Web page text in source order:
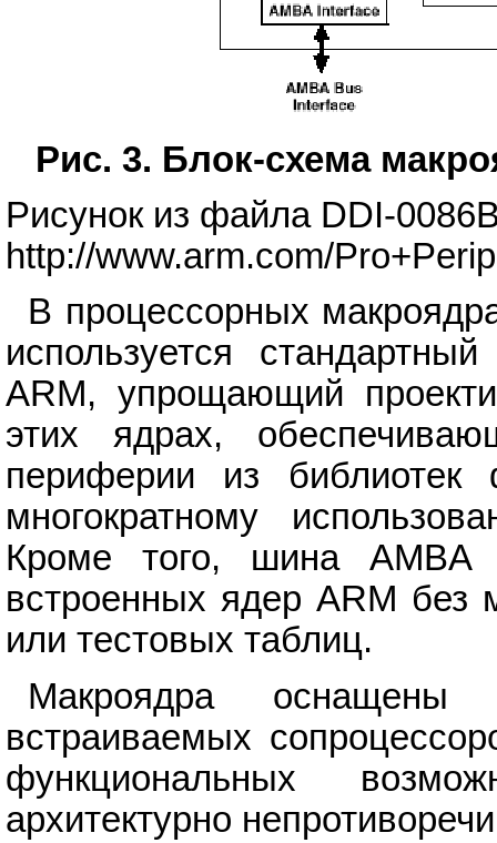
Рис. 3. Блок-схема
Рисунок из файла DDI-
http://www.arm.com/
В процессорных
используется
ARM, упрощающий
этих ядрах,
периферии из
многократному
Кроме того, шина AMBA
встроенных ядер ARM без
или тестовых таблиц.
Макроядра оснащены
встраиваемых
функциональных
архитектурно